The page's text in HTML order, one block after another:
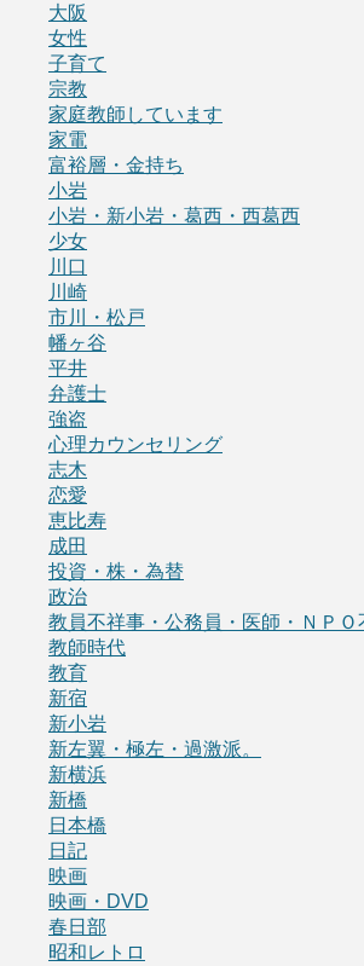
大阪
女性
子育て
宗教
家庭教師しています
家電
富裕層・金持ち
小岩
小岩・新小岩・葛西・西葛西
少女
川口
川崎
市川・松戸
幡ヶ谷
平井
弁護士
強盗
心理カウンセリング
志木
恋愛
恵比寿
成田
投資・株・為替
政治
教員不祥事・公務員・医師・ＮＰＯ
教師時代
教育
新宿
新小岩
新左翼・極左・過激派。
新横浜
新橋
日本橋
日記
映画
映画・DVD
春日部
昭和レトロ